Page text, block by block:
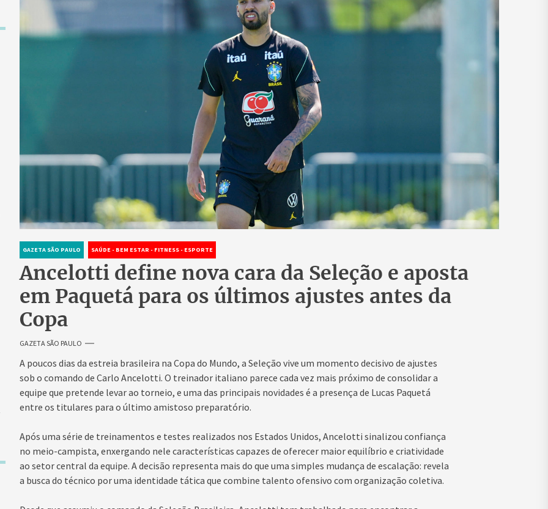
GAZETA SÃO PAULO SAÚDE - BEM ESTAR - FITNESS - ESPORTE
Ancelotti define nova cara da Seleção e aposta
em Paquetá para os últimos ajustes antes da
Copa
GAZETA SÃO PAULO
A poucos dias da estreia brasileira na Copa do Mundo, a Seleção vive um momento decisivo de ajustes
sob o comando de Carlo Ancelotti. O treinador italiano parece cada vez mais próximo de consolidar a
equipe que pretende levar ao torneio, e uma das principais novidades é a presença de Lucas Paquetá
entre os titulares para o último amistoso preparatório.
Após uma série de treinamentos e testes realizados nos Estados Unidos, Ancelotti sinalizou confiança
no meio-campista, enxergando nele características capazes de oferecer maior equilíbrio e criatividade
ao setor central da equipe. A decisão representa mais do que uma simples mudança de escalação: revela
a busca do técnico por uma identidade tática que combine talento ofensivo com organização coletiva.